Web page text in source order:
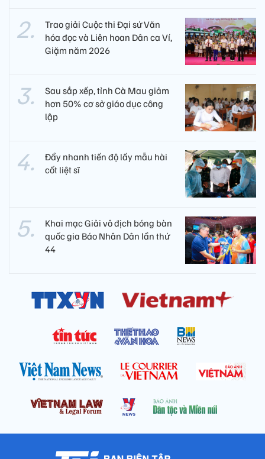
Trao giải Cuộc thi Đại sứ Văn
hóa đọc và Liên hoan Dân ca Ví,
Giặm năm 2026
Sau sắp xếp, tỉnh Cà Mau giảm
hơn 50% cơ sở giáo dục công
lập
Đẩy nhanh tiến độ lấy mẫu hài
cốt liệt sĩ
Khai mạc Giải vô địch bóng bàn
quốc gia Báo Nhân Dân lần thứ
44